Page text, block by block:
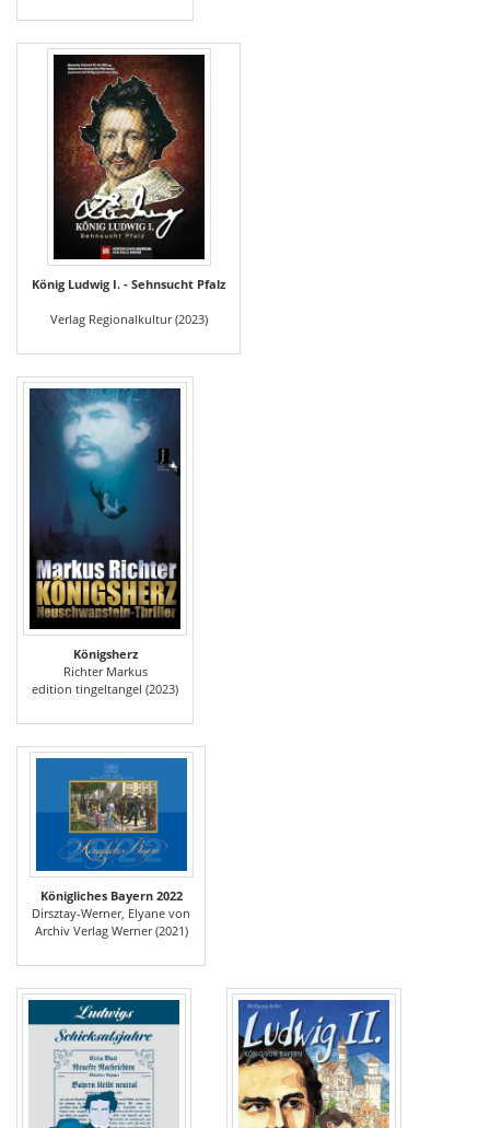
König Ludwig I. - Sehnsucht Pfalz
Verlag Regionalkultur (2023)
Königsherz
Richter Markus
edition tingeltangel (2023)
Königliches Bayern 2022
Dirsztay-Werner, Elyane von
Archiv Verlag Werner (2021)